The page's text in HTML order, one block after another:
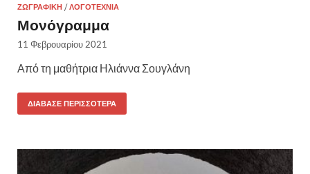
ΖΩΓΡΑΦΙΚΉ /ΛΟΓΟΤΕΧΝΊΑ
Μονόγραμμα
11 Φεβρουαρίου 2021
Από τη μαθήτρια Ηλιάννα Σουγλάνη
ΔΙΆΒΑΣΕ ΠΕΡΙΣΣΌΤΕΡΑ